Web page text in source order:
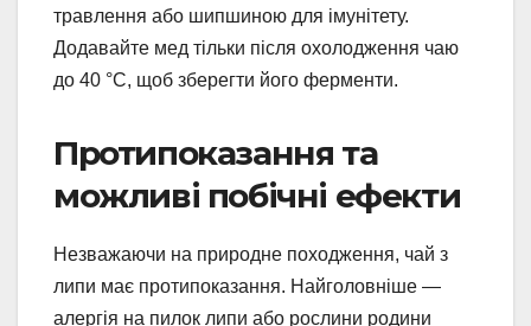
травлення або шипшиною для імунітету.
Додавайте мед тільки після охолодження чаю
до 40 °C, щоб зберегти його ферменти.
Протипоказання та
можливі побічні ефекти
Незважаючи на природне походження, чай з
липи має протипоказання. Найголовніше —
алергія на пилок липи або рослини родини